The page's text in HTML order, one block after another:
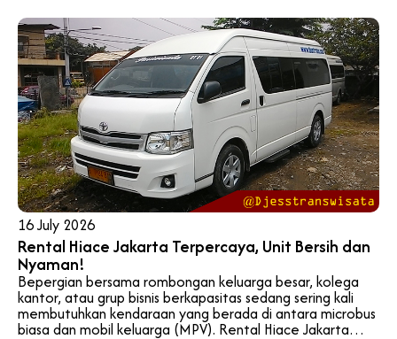
16 July 2026
Rental Hiace Jakarta Terpercaya, Unit Bersih dan
Nyaman!
Bepergian bersama rombongan keluarga besar, kolega
kantor, atau grup bisnis berkapasitas sedang sering kali
membutuhkan kendaraan yang berada di antara microbus
biasa dan mobil keluarga (MPV). Rental Hiace Jakarta